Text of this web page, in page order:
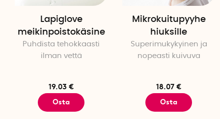
Lapiglove
meikinpoistokäsine
Puhdista tehokkaasti
ilman vettä
19.03 €
Osta
Mikrokuitupyyhe
hiuksille
Superimukykyinen ja
nopeasti kuivuva
18.07 €
Osta